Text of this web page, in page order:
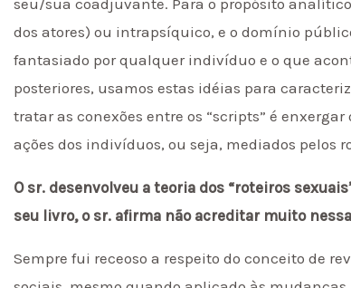
dos atores) ou intrapsíquico, e o domínio
fantasiado por qualquer indivíduo e o que
posteriores, usamos estas idéias para
tratar as conexões entre os “scripts” é
ações dos indivíduos, ou seja, mediados pelos
O sr. desenvolveu a teoria dos “roteiros
seu livro, o sr. afirma não acreditar muito
Sempre fui receoso a respeito do conceito de